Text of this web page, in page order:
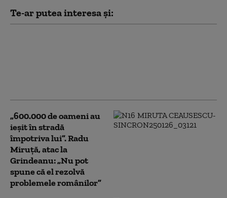
Te-ar putea interesa și:
„600.000 de oameni au
ieșit în stradă
împotriva lui”. Radu
Miruță, atac la
Grindeanu: „Nu pot
spune că el rezolvă
problemele românilor”